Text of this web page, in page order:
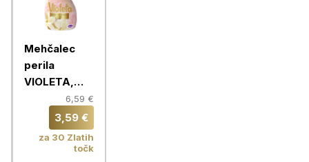
Mehčalec
perila
VIOLETA,
Ultra Intense
Gold 1,55 L
6,59 €
3,59 €
za 30 Zlatih
točk